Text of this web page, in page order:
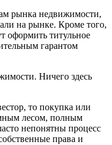
рынка недвижимости,
на рынке. Кроме того,
оформить титульное
гарантом
Ничего здесь
то покупка или
лесом, полным
непонятны процесс
права и